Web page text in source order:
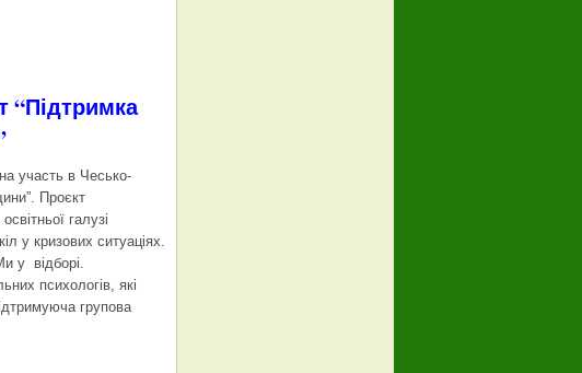
“Підтримка
участь в Чесько-
Проєкт
галузі
у кризових ситуаціях.
у відборі.
психологів, які
групова